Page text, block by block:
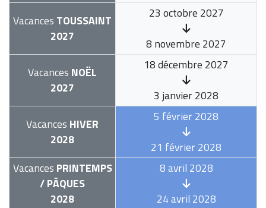
Vacances TOUSSAINT
2027
23 octobre 2027
8 novembre 2027
Vacances NOËL
2027
18 décembre 2027
3 janvier 2028
Vacances HIVER
2028
5 février 2028
21 février 2028
Vacances PRINTEMPS
/ PÂQUES
2028
8 avril 2028
24 avril 2028